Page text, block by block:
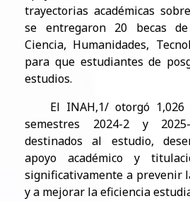
trayectorias académicas
se entregaron 20 becas
Ciencia, Humanidades,
para que estudiantes de
estudios.
El INAH,1/ otorgó 1,026
semestres 2024-2 y
destinados al estudio,
apoyo académico y
significativamente a prevenir
y a mejorar la eficiencia